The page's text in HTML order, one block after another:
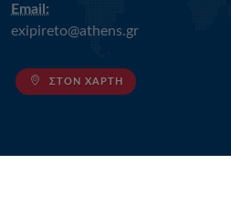
Email:
exipireto@athens.gr
ΣΤΟΝ ΧΆΡΤΗ